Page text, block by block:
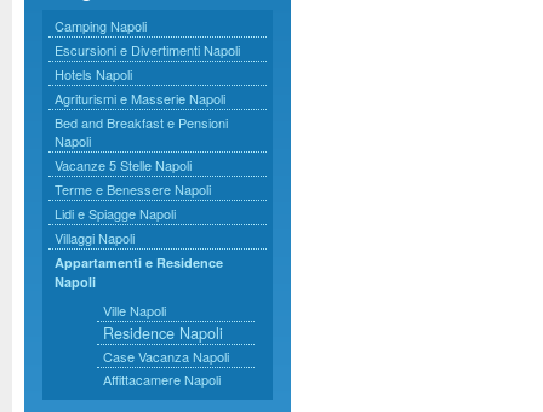
Camping Napoli
Escursioni e Divertimenti Napoli
Hotels Napoli
Agriturismi e Masserie Napoli
Bed and Breakfast e Pensioni
Napoli
Vacanze 5 Stelle Napoli
Terme e Benessere Napoli
Lidi e Spiagge Napoli
Villaggi Napoli
Appartamenti e Residence
Napoli
Ville Napoli
Residence Napoli
Case Vacanza Napoli
Affittacamere Napoli